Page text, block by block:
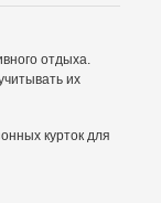
отдыха.
их
курток для